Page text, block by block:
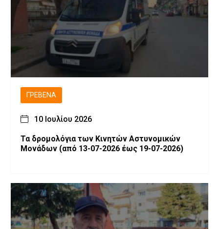
ΓΡΕΒΕΝΆ
10 Ιουλίου 2026
Τα δρομολόγια των Κινητών Αστυνομικών
Μονάδων (από 13-07-2026 έως 19-07-2026)